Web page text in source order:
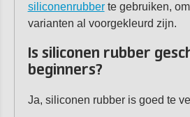
siliconenrubberte gebruiken,
varianten al voorgekleurd zijn.
Is siliconen rubber
beginners?
Ja, siliconen rubber is goed te